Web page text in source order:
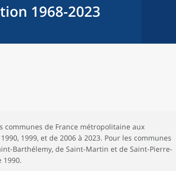
1968-2023
communes de France métropolitaine aux
1999, et de 2006 à 2023. Pour les communes
Barthélemy, de Saint-Martin et de Saint-Pierre-